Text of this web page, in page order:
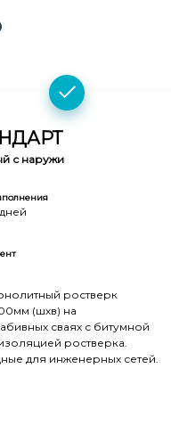
с наружи
ростверк
(шхв) на
сваях с битумной
ростверка.
для инженерных сетей.